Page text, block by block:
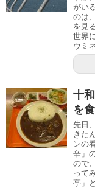
がい
のは
を見
世界
ウミ
十
を
先日
きた
ンの
辛」
ので
って
亭」